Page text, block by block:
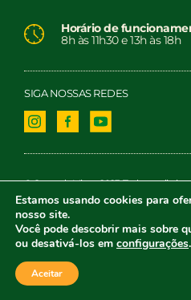
Horário de
8h às 11h30 e 13h às 18h
SIGA NOSSAS REDES
© Canto de Minas. 2023. Todos os
Estamos usando cookies para
nosso site.
Você pode descobrir mais sobre
ou desativá-los em configurações.
Aceitar